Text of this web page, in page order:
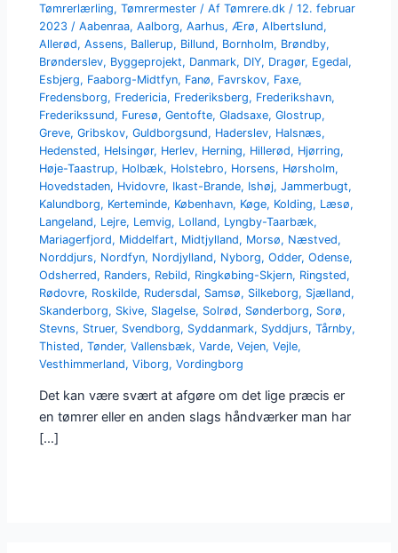
Tømrerlærling,Tømrermester / AfTømrere.dk /12. februar
2023 /Aabenraa,Aalborg,Aarhus, Ærø,Albertslund,
Allerød,Assens, Ballerup, Billund, Bornholm, Brøndby,
Brønderslev, Byggeprojekt, Danmark, DIY, Dragør, Egedal,
Esbjerg, Faaborg-Midtfyn, Fanø, Favrskov, Faxe,
Fredensborg, Fredericia, Frederiksberg, Frederikshavn,
Frederikssund, Furesø,Gentofte,Gladsaxe,Glostrup,
Greve,Gribskov,Guldborgsund, Haderslev, Halsnæs,
Hedensted, Helsingør, Herlev, Herning, Hillerød, Hjørring,
Høje-Taastrup, Holbæk, Holstebro, Horsens, Hørsholm,
Hovedstaden, Hvidovre, Ikast-Brande, Ishøj,Jammerbugt,
Kalundborg, Kerteminde, København, Køge, Kolding, Læsø,
Langeland, Lejre, Lemvig, Lolland, Lyngby-Taarbæk,
Mariagerfjord, Middelfart, Midtjylland, Morsø, Næstved,
Norddjurs, Nordfyn, Nordjylland, Nyborg,Odder,Odense,
Odsherred, Randers, Rebild, Ringkøbing-Skjern, Ringsted,
Rødovre, Roskilde, Rudersdal, Samsø, Silkeborg, Sjælland,
Skanderborg, Skive, Slagelse, Solrød, Sønderborg, Sorø,
Stevns, Struer, Svendborg, Syddanmark, Syddjurs,Tårnby,
Thisted,Tønder,Vallensbæk,Varde,Vejen,Vejle,
Vesthimmerland,Viborg,Vordingborg
Det kan være svært at afgøre om det lige præcis er
en tømrer eller en anden slags håndværker man har
[…]